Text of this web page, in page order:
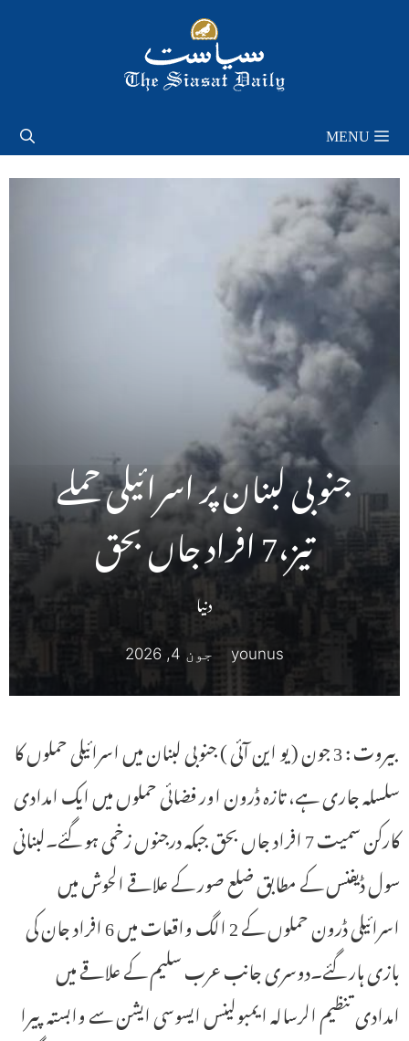
MENU
جنوبی لبنان پر اسرائیلی حملے
تیز،7 افراد جاں بحق
دنیا
younus جون 4, 2026
بیروت : 3 جون ( یو این آئی ) جنوبی لبنان میں اسرائیلی حملوں کا
سلسلہ جاری ہے، تازہ ڈرون اور فضائی حملوں میں ایک امدادی
کارکن سمیت 7 افراد جاں بحق جبکہ درجنوں زخمی ہو گئے۔لبنانی
سول ڈیفنس کے مطابق ضلع صور کے علاقے الحوش میں
اسرائیلی ڈرون حملوں کے 2 الگ واقعات میں 6 افراد جان کی
بازی ہار گئے۔دوسری جانب عرب سلیم کے علاقے میں
امدادی تنظیم الرسالہ ایمبولینس ایسوسی ایشن سے وابستہ پیرا